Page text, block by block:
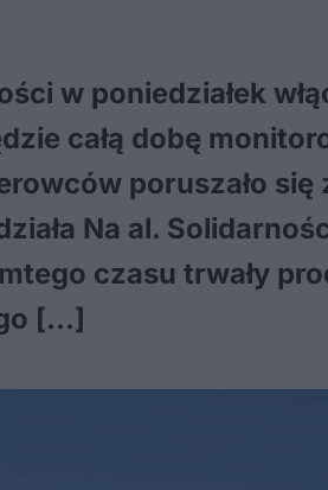
w poniedziałek
całą dobę
poruszało się
Na al.
czasu trwały
[…]